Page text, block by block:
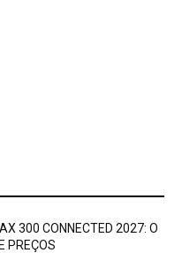
300 CONNECTED 2027: O
PREÇOS